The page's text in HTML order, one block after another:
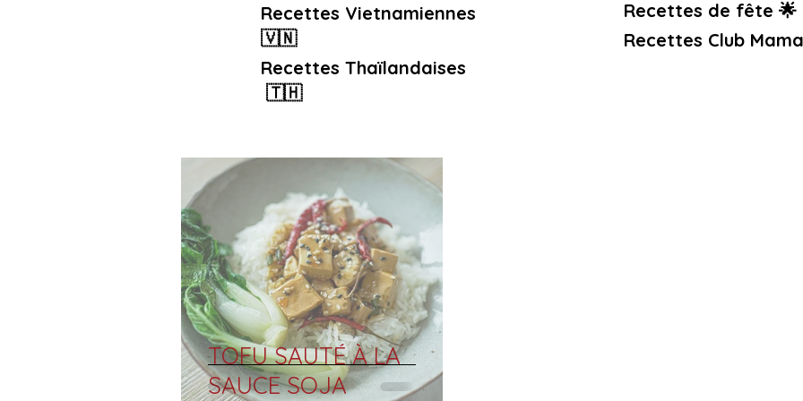
Recettes Vietnamiennes
🇻🇳
Recettes Thaïlandaises
🇹🇭
Recettes de fête 🌟
Recettes Club
TOFU SAUTÉ À LA
SAUCE SOJA